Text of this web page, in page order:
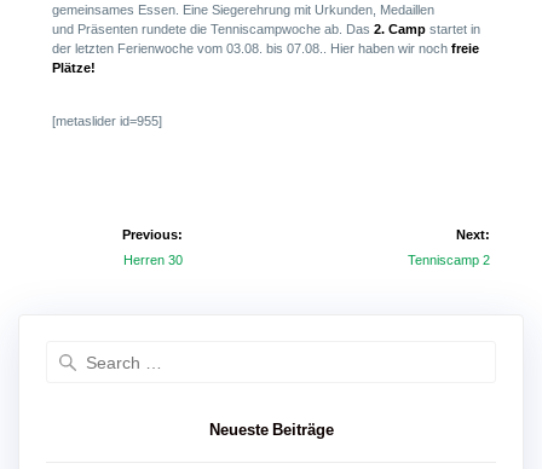
gemeinsames Essen. Eine Siegerehrung mit Urkunden, Medaillen
und Präsenten rundete die Tenniscampwoche ab. Das 2. Camp startet in
der letzten Ferienwoche vom 03.08. bis 07.08.. Hier haben wir noch freie
Plätze!
[metaslider id=955]
Beitragsnavigation
Previous:
Previous
Herren 30
Next:
Next
Tenniscamp 2
Neueste Beiträge